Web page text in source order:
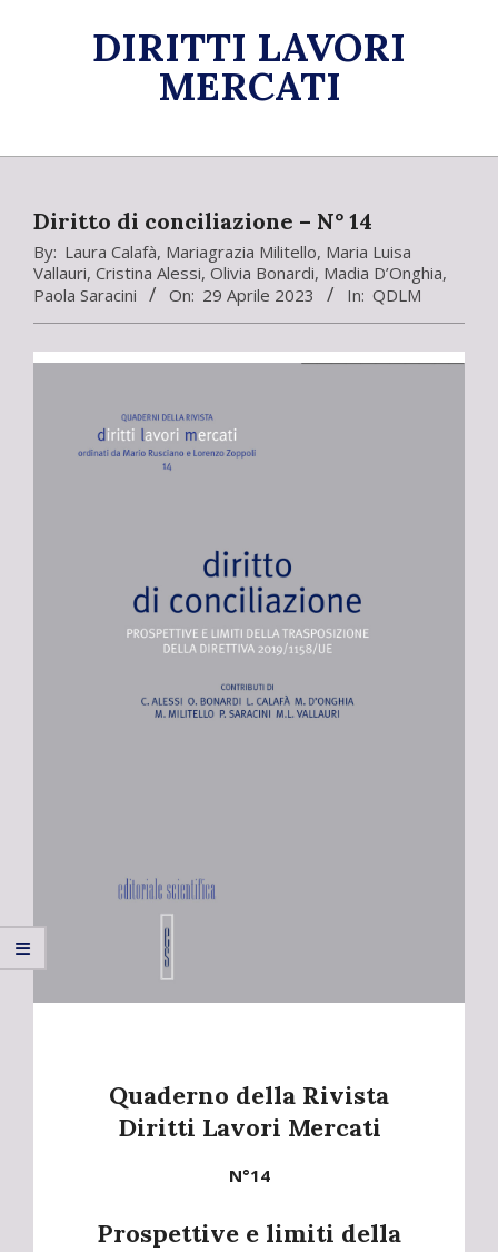
DIRITTI LAVORI
MERCATI
Primary
MenuDiritto di conciliazione – N° 14
By: Laura Calafà, Mariagrazia Militello, Maria Luisa
Vallauri, Cristina Alessi, Olivia Bonardi, Madia D’Onghia,
Paola Saracini
On: 29 Aprile 2023 In: QDLM
Quaderno della Rivista
Diritti Lavori Mercati
N°14
Prospettive e limiti della